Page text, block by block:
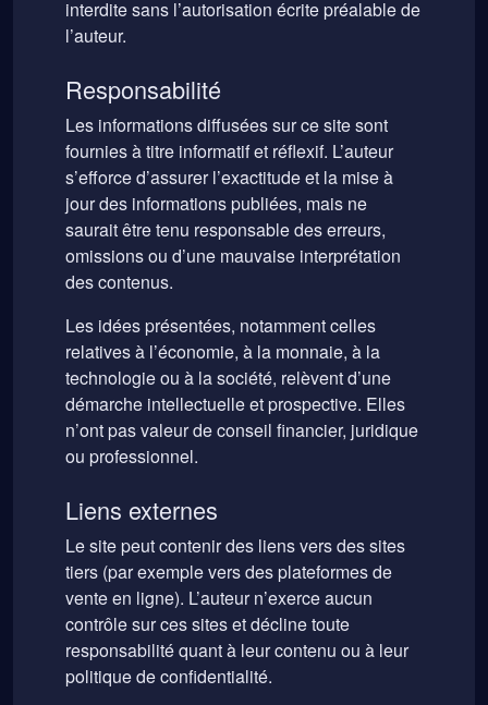
interdite sans l’autorisation écrite préalable de
l’auteur.
Responsabilité
Les informations diffusées sur ce site sont
fournies à titre informatif et réflexif. L’auteur
s’efforce d’assurer l’exactitude et la mise à
jour des informations publiées, mais ne
saurait être tenu responsable des erreurs,
omissions ou d’une mauvaise interprétation
des contenus.
Les idées présentées, notamment celles
relatives à l’économie, à la monnaie, à la
technologie ou à la société, relèvent d’une
démarche intellectuelle et prospective. Elles
n’ont pas valeur de conseil financier, juridique
ou professionnel.
Liens externes
Le site peut contenir des liens vers des sites
tiers (par exemple vers des plateformes de
vente en ligne). L’auteur n’exerce aucun
contrôle sur ces sites et décline toute
responsabilité quant à leur contenu ou à leur
politique de confidentialité.